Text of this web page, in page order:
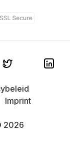
2026
Imprint